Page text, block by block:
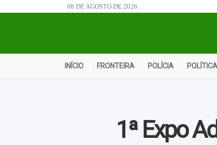
08 DE AGOSTO DE 2026
INÍCIO FRONTEIRA POLÍCIA POLÍTICA
1ª Expo